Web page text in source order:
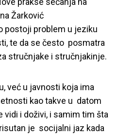
Žarković
postoji problem u jeziku
te da se često posmatra
stručnjake i stručnjakinje.
već u javnosti koja ima
kao takve u datom
vidi i doživi, i samim tim šta
je socijalni jaz kada